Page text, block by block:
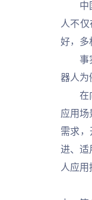
中国
人不
好，多
事实
器人为
在向
应用场
需求
进、适
人应